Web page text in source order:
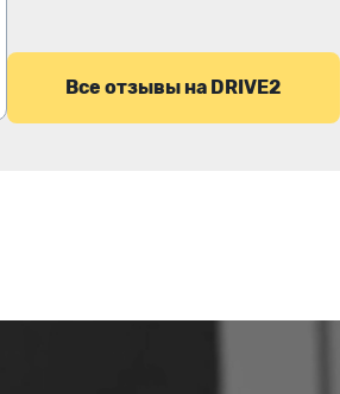
Все отзывы на DRIVE2